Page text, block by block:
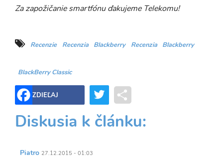
Za zapožičanie smartfónu ďakujeme Telekomu!
Recenzie Recenzia Blackberry Recenzia Blackberry
BlackBerry Classic
ZDIEĽAJ Twitter
Diskusia k článku:
Piatro 27.12.2015 - 01:03